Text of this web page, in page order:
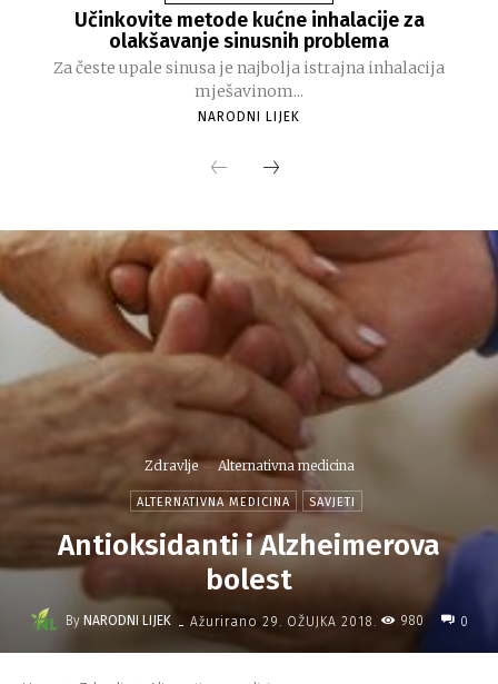
Učinkovite metode kućne inhalacije za
olakšavanje sinusnih problema
Za česte upale sinusa je najbolja istrajna inhalacija
mješavinom...
NARODNI LIJEK